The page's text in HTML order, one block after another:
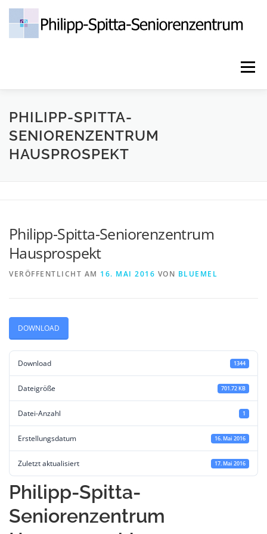
springen
Menü
HOME PFLEGE & BETREUUNG
PHILIPP-SPITTA-VEREIN E.V.
PHILIPP-SPITTA-
SENIORENZENTRUM
HAUSPROSPEKT
Philipp-Spitta-Seniorenzentrum
Hausprospekt
VERÖFFENTLICHT AM 16. MAI 2016 VON BLUEMEL
DOWNLOAD
Download 1344
Dateigröße 701.72 KB
Datei-Anzahl 1
Erstellungsdatum 16. Mai 2016
Zuletzt aktualisiert 17. Mai 2016
Philipp-Spitta-
Seniorenzentrum